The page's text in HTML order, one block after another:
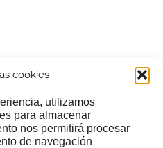
cookies
utilizamos
para almacenar
nos permitirá procesar
de navegación